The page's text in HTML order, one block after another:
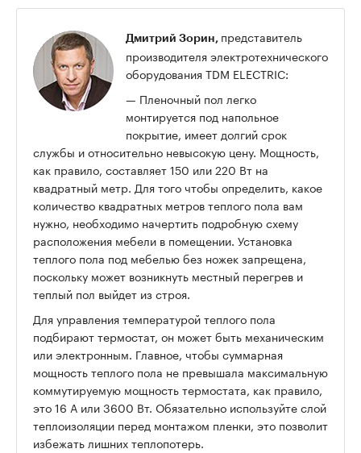
Дмитрий Зорин, представитель
производителя электротехнического
оборудования TDM ELECTRIC:
— Пленочный пол легко
монтируется под напольное
покрытие, имеет долгий срок
службы и относительно невысокую цену. Мощность,
как правило, составляет 150 или 220 Вт на
квадратный метр. Для того чтобы определить, какое
количество квадратных метров теплого пола вам
нужно, необходимо начертить подробную схему
расположения мебели в помещении. Установка
теплого пола под мебелью без ножек запрещена,
поскольку может возникнуть местный перегрев и
теплый пол выйдет из строя.
Для управления температурой теплого пола
подбирают термостат, он может быть механическим
или электронным. Главное, чтобы суммарная
мощность теплого пола не превышала максимальную
коммутируемую мощность термостата, как правило,
это 16 А или 3600 Вт. Обязательно используйте слой
теплоизоляции перед монтажом пленки, это позволит
избежать лишних теплопотерь.